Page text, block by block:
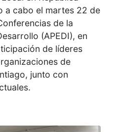
a cabo el martes 22 de
de la
(APEDI), en
de líderes
de
junto con